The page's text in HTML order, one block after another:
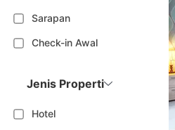
Sarapan
Check-in Awal
Jenis Properti
Hotel